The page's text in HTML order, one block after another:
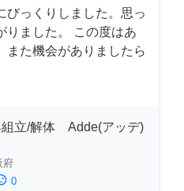
びっくりしました。思っ
りました。 この度はあ
また機会がありましたら
組立/解体 Adde(アッデ)
府
0